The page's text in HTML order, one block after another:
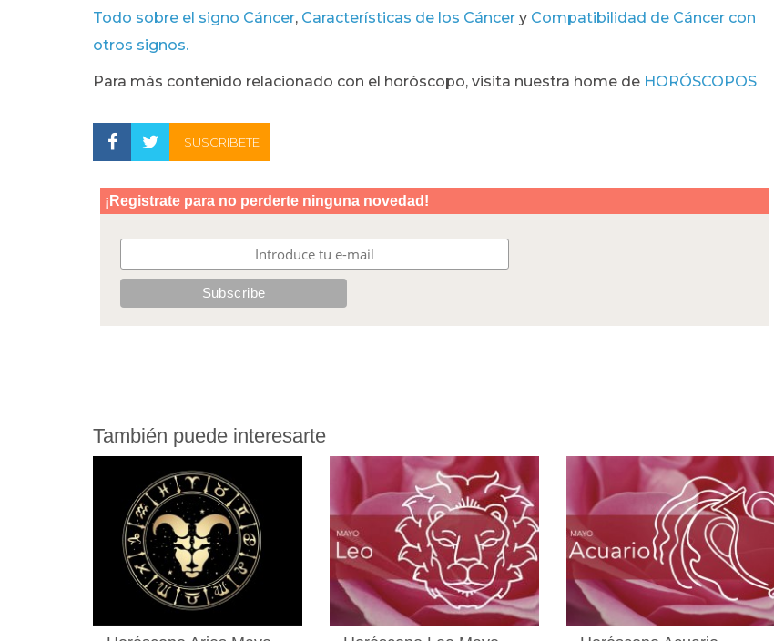
Todo sobre el signo Cáncer, Características de los Cáncer y Compatibilidad de Cáncer con
otros signos.
Para más contenido relacionado con el horóscopo, visita nuestra home de HORÓSCOPOS
SUSCRÍBETE
También puede interesarte